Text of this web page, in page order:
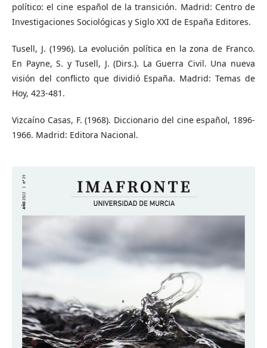
político: el cine español de la transición. Madrid: Centro de
Investigaciones Sociológicas y Siglo XXI de España Editores.
Tusell, J. (1996). La evolución política en la zona de Franco.
En Payne, S. y Tusell, J. (Dirs.). La Guerra Civil. Una nueva
visión del conflicto que dividió España. Madrid: Temas de
Hoy, 423-481.
Vizcaíno Casas, F. (1968). Diccionario del cine español, 1896-
1966. Madrid: Editora Nacional.